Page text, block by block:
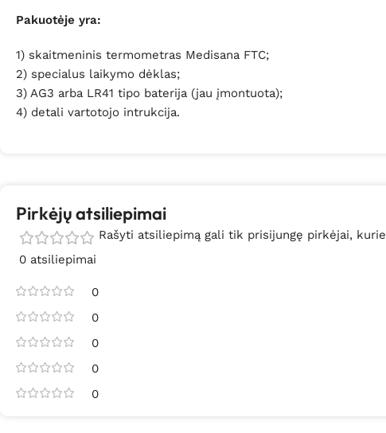
Pakuotėje yra:
1) skaitmeninis termometras Medisana FTC;
2) specialus laikymo dėklas;
3) AG3 arba LR41 tipo baterija (jau įmontuota);
4) detali vartotojo intrukcija.
Pirkėjų atsiliepimai
0 atsiliepimai
0
0
0
0
0
Rašyti atsiliepimą gali tik prisijungę pirkėjai,